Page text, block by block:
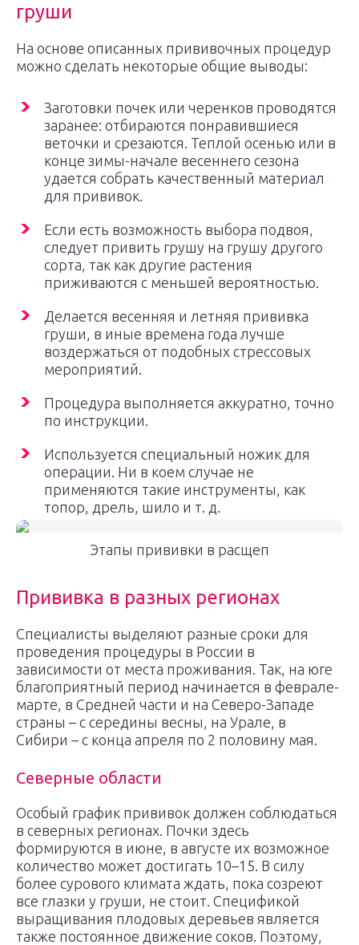
груши
На основе описанных прививочных процедур
можно сделать некоторые общие выводы:
Заготовки почек или черенков проводятся
заранее: отбираются понравившиеся
веточки и срезаются. Теплой осенью или в
конце зимы-начале весеннего сезона
удается собрать качественный материал
для прививок.
Если есть возможность выбора подвоя,
следует привить грушу на грушу другого
сорта, так как другие растения
приживаются с меньшей вероятностью.
Делается весенняя и летняя прививка
груши, в иные времена года лучше
воздержаться от подобных стрессовых
мероприятий.
Процедура выполняется аккуратно, точно
по инструкции.
Используется специальный ножик для
операции. Ни в коем случае не
применяются такие инструменты, как
топор, дрель, шило и т. д.
Этапы прививки в расщеп
Прививка в разных регионах
Специалисты выделяют разные сроки для
проведения процедуры в России в
зависимости от места проживания. Так, на юге
благоприятный период начинается в феврале-
марте, в Средней части и на Северо-Западе
страны – с середины весны, на Урале, в
Сибири – с конца апреля по 2 половину мая.
Северные области
Особый график прививок должен соблюдаться
в северных регионах. Почки здесь
формируются в июне, в августе их возможное
количество может достигать 10–15. В силу
более сурового климата ждать, пока созреют
все глазки у груши, не стоит. Спецификой
выращивания плодовых деревьев является
также постоянное движение соков. Поэтому,